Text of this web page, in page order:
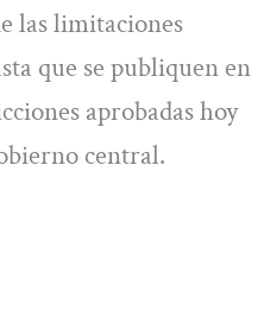
las limitaciones
que se publiquen en
aprobadas hoy
central.